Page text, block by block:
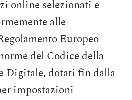
online selezionati e
alle
Europeo
del Codice della
Digitale, dotati fin dalla
impostazioni